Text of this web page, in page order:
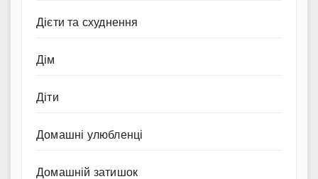
Дієти та схуднення
Дім
Діти
Домашні улюбленці
Домашній затишок